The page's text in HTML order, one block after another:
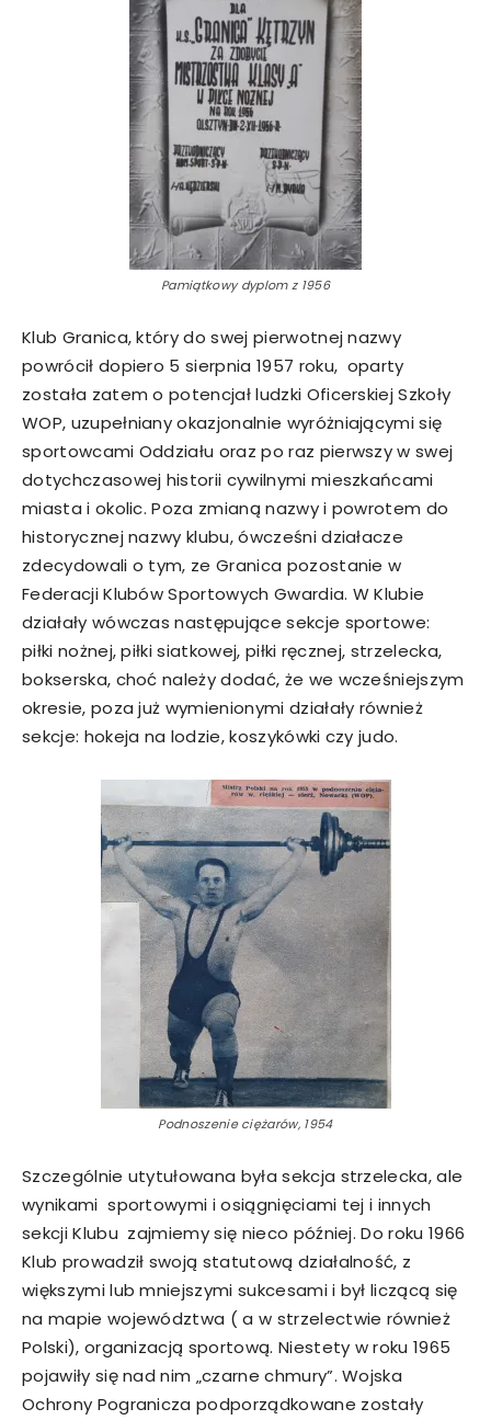
Pamiątkowy dyplom z 1956
Klub Granica, który do swej pierwotnej nazwy
powrócił dopiero 5 sierpnia 1957 roku, oparty
została zatem o potencjał ludzki Oficerskiej Szkoły
WOP, uzupełniany okazjonalnie wyróżniającymi się
sportowcami Oddziału oraz po raz pierwszy w swej
dotychczasowej historii cywilnymi mieszkańcami
miasta i okolic. Poza zmianą nazwy i powrotem do
historycznej nazwy klubu, ówcześni działacze
zdecydowali o tym, ze Granica pozostanie w
Federacji Klubów Sportowych Gwardia. W Klubie
działały wówczas następujące sekcje sportowe:
piłki nożnej, piłki siatkowej, piłki ręcznej, strzelecka,
bokserska, choć należy dodać, że we wcześniejszym
okresie, poza już wymienionymi działały również
sekcje: hokeja na lodzie, koszykówki czy judo.
Podnoszenie ciężarów, 1954
Szczególnie utytułowana była sekcja strzelecka, ale
wynikami sportowymi i osiągnięciami tej i innych
sekcji Klubu zajmiemy się nieco później. Do roku 1966
Klub prowadził swoją statutową działalność, z
większymi lub mniejszymi sukcesami i był liczącą się
na mapie województwa ( a w strzelectwie również
Polski), organizacją sportową. Niestety w roku 1965
pojawiły się nad nim „czarne chmury”. Wojska
Ochrony Pogranicza podporządkowane zostały